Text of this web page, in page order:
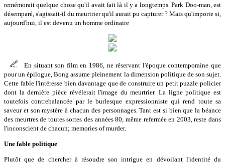
remémorait quelque chose qu'il avait fait là il y a longtemps. Park Doo-man, est
désemparé, s'agissait-il du meurtrier qu'il aurait pu capturer ? Mais qu'importe si,
aujourd'hui, il est devenu un homme ordinaire
En situant son film en 1986, ne réservant l'époque contemporaine que
pour un épilogue, Bong assume pleinement la dimension politique de son sujet.
Cette fable l'intéresse bien davantage que de construire un petit puzzle policier
dont la dernière pièce révélerait l'image du meurtrier. La ligne politique est
toutefois contrebalancée par le burlesque expressionniste qui rend toute sa
saveur et son mystère à chacun des personnages. Tant est si bien que la béance
des meurtres de toutes sortes des années 80, même refermée en 2003, reste dans
l'inconscient de chacun; memories of murder.
Une fable politique
Plutôt que de chercher à résoudre son intrigue en dévoilant l'identité du